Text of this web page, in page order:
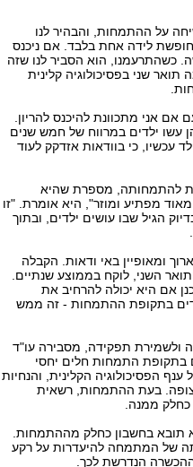
על ההתמחות, והבהיר לנו
לידה אחת בלבד. אם ניכנס
כשהתרעמנו, הוא הסביר לנו שזה
לעשות‭,"‬ מספרת ר‭,29 ,'‬ שסיימה תואר שני בפסיכולוגיה קלינית
אני מתכוונת להיכנס להריון.
עשו ילדים במרווח של חמש שנים
בזמן הסטאז‭.'‬ אני עשיתי ילד עכשיו, כי בוודאות אזדקק לעוד
שלישית להתמחותה, מספרת שהיא
וחברותיה נדהמו כשקיבלו את ההנחיה. "זה היה מאוד מפתיע ומוזר‭,"‬ היא אומרת. "זו
לא מתחילים לפני גיל ‭,30‬ וזה בדיוק הגיל שבו עושים ילדים, ובתוך
ומאופיין באי ודאות. הקבלה
השני, לוקח בממוצע שנתיים.
אם היא יכולה להרחיב את
בתקופת ההתמחות - זה ממש
ולשמירת תפקידה, מסבירה עו"ד
בתקופת התמחות חלים יחסי
הפסיכולוגיה הקלינית, והנחיות
בעת ההתמחות, רשאית
ממנה.
תובא בחשבון כחלק מההתמחות.
של המתמחה להיעדרות על רקע
הנדרשת לכך.